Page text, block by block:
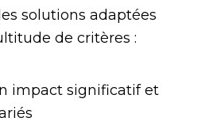
solutions adaptées
de critères :
impact significatif et